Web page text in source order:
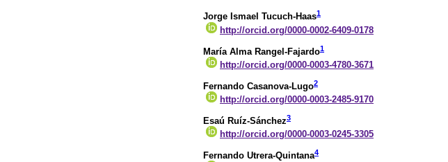
Jorge Ismael Tucuch-Haas1
http://orcid.org/0000-0002-6409-0178
María Alma Rangel-Fajardo1
http://orcid.org/0000-0003-4780-3671
Fernando Casanova-Lugo2
http://orcid.org/0000-0003-2485-9170
Esaú Ruíz-Sánchez3
http://orcid.org/0000-0003-0245-3305
Fernando Utrera-Quintana4